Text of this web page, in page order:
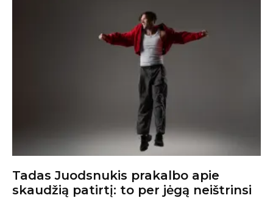
Tadas Juodsnukis prakalbo apie
skaudžią patirtį: to per jėgą neištrinsi